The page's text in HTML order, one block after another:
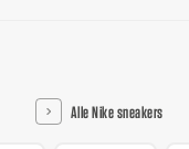
Alle Nike sneakers